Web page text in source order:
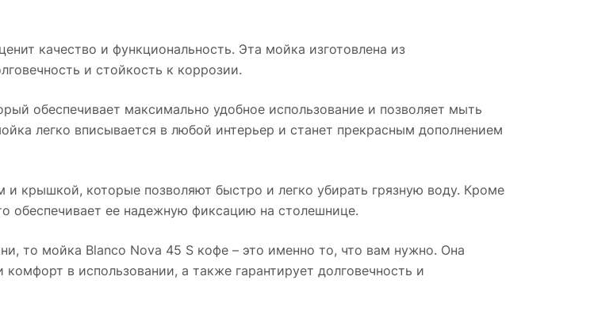
качество и функциональность. Эта мойка изготовлена из
и стойкость к коррозии.
обеспечивает максимально удобное использование и позволяет мыть
легко вписывается в любой интерьер и станет прекрасным дополнением
крышкой, которые позволяют быстро и легко убирать грязную воду. Кроме
обеспечивает ее надежную фиксацию на столешнице.
то мойка Blanco Nova 45 S кофе – это именно то, что вам нужно. Она
в использовании, а также гарантирует долговечность и